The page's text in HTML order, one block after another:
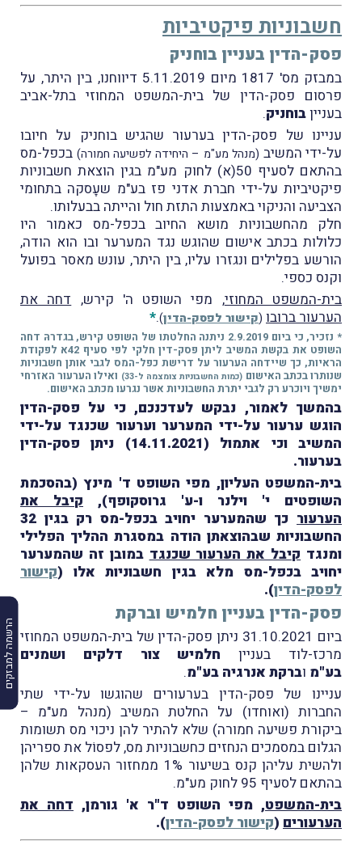
הרשמה למבזקים
חשבוניות פיקטיביות
פסק-הדין בעניין בוחניק
במבזק מס' 1817 מיום 5.11.2019 דיווחנו, בין היתר, על
פרסום פסק-הדין של בית-המשפט המחוזי בתל-אביב
בענייןבוחניק.
עניינו של פסק-הדין בערעור שהגיש בוחניק על חיובו
על-ידי המשיב (מנהל מע"מ – היחידה לפשיעה חמורה) בכפל-מס
בהתאם לסעיף 50(א) לחוק מע"מ בגין הוצאת חשבוניות
פיקטיביות על-ידי חברת אדני פז בע"מ שעָסקה בתחומי
הצביעה והניקוי באמצעות התזת חול והייתה בבעלותו.
חלק מהחשבוניות מושא החיוב בכפל-מס כאמור היו
כלולות בכתב אישום שהוגש נגד המערער ובו הוא הודה,
הורשע בפלילים ונגזרו עליו, בין היתר, עונש מאסר בפועל
וקנס כספי.
בית-המשפט המחוזי, מפי השופט ה' קירש,דחה את
הערעור ברובו (קישור לפסק-הדין)
.
*
* נזכיר, כי ביום 2.9.2019 ניתנה החלטתו של השופט קירש, בגדרהּ דחה
השופט את בקשת המשיב ליתן פסק-דין חלקי לפי סעיף 42א לפקודת
הראיות, כך שיידחה הערעור על דרישת כפל-המס לגבי אותן חשבוניות
שנותרו בכתב האישום (כמות החשבוניות צומצמה ל-33)
ואילו הערעור האזרחי
ימשיך ויוכרע רק לגבי יתרת החשבוניות אשר נגרעו מכתב האישום.
בהמשך לאמור, נבקש לעדכנכם, כי על פסק-הדין
הוגש ערעור על-ידי המערער וערעור שכנגד על-ידי
המשיב וכי אתמול (14.11.2021) ניתן פסק-הדין
בערעור.
בית-המשפט העליון, מפי השופט ד' מינץ (בהסכמת
השופטים י' וילנר ו-ע' גרוסקופף), קיבל את
הערעורכך
שהמערער יחויב בכפל-מס רק בגין 32
החשבוניות שבהוצאתן הודה במסגרת ההליך הפלילי
ומנגדקיבל את הערעור שכנגדבמובן זה שהמערער
יחויב בכפל-מס מלא בגין חשבוניות אלו (קישור
לפסק-הדין).​
פסק-הדין בעניין חלמיש וברקת
ביום 31.10.2021 ניתן פסק-הדין של בית-המשפט המחוזי
מרכז-לוד בעניין חלמיש צור דלקים ושמנים
בע"מ וברקת אנרגיה בע"מ.
עניינו של פסק-הדין בערעורים שהוגשו על-ידי שתי
החברות (ואוחדו) על החלטת המשיב (מנהל מע"מ –
ביקורת פשיעה חמורה) שלא להתיר להן ניכוי מס תשומות
הגלום במסמכים הנחזים כחשבוניות מס, לפסוֹל את ספריהן
ולהשית עליהן קנס בשיעור 1% ממחזור העסקאות שלהן
בהתאם לסעיף 95 לחוק מע"מ.
בית-המשפט, מפי השופט ד"ר א' גורמן, דחה את
הערעורים (קישור לפסק-הדין).